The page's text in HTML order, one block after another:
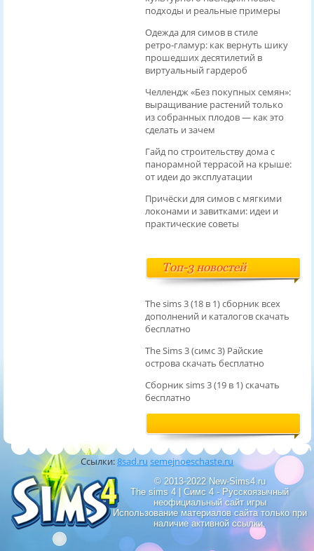
подходы и реальные примеры
Одежда для симов в стиле
ретро‑гламур: как вернуть шику
прошедших десятилетий в
виртуальный гардероб
Челлендж «Без покупных семян»:
выращивание растений только
из собранных плодов — как это
сделать и зачем
Гайд по строительству дома с
панорамной террасой на крыше:
от идеи до эксплуатации
Причёски для симов с мягкими
локонами и завитками: идеи и
практические советы
Топ-3 новостей
The sims 3 (18 в 1) сборник всех
дополнений и каталогов скачать
бесплатно
The Sims 3 (симс 3) Райские
острова скачать бесплатно
Сборник sims 3 (19 в 1) скачать
бесплатно
© 2013-2022 New-Sims4.ru
The sims 4 | Симс 4 - Русскоязычный
неофициальный сайт игры
Использование материалов сайта только при
наличие активной ссылки.
Ссылки:8sad.ru semejnoeschaste.ru